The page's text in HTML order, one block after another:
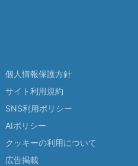
個人情報保護方針
サイト利用規約
SNS利用ポリシー
AIポリシー
クッキーの利用について
広告掲載